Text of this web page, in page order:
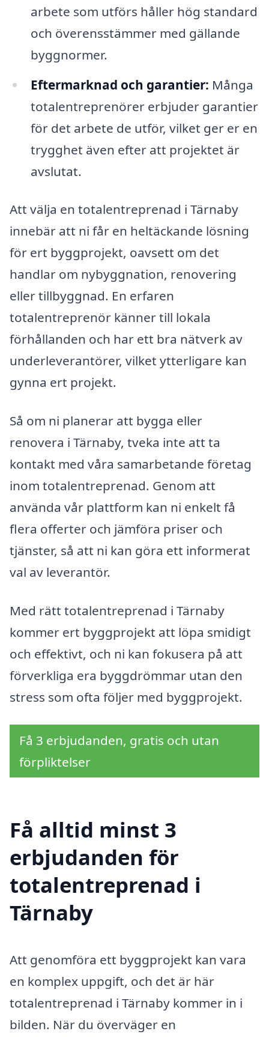
arbete som utförs håller hög standard
och överensstämmer med gällande
byggnormer.
Eftermarknad och garantier: Många
totalentreprenörer erbjuder garantier
för det arbete de utför, vilket ger er en
trygghet även efter att projektet är
avslutat.
Att välja en totalentreprenad i Tärnaby
innebär att ni får en heltäckande lösning
för ert byggprojekt, oavsett om det
handlar om nybyggnation, renovering
eller tillbyggnad. En erfaren
totalentreprenör känner till lokala
förhållanden och har ett bra nätverk av
underleverantörer, vilket ytterligare kan
gynna ert projekt.
Så om ni planerar att bygga eller
renovera i Tärnaby, tveka inte att ta
kontakt med våra samarbetande företag
inom totalentreprenad. Genom att
använda vår plattform kan ni enkelt få
flera offerter och jämföra priser och
tjänster, så att ni kan göra ett informerat
val av leverantör.
Med rätt totalentreprenad i Tärnaby
kommer ert byggprojekt att löpa smidigt
och effektivt, och ni kan fokusera på att
förverkliga era byggdrömmar utan den
stress som ofta följer med byggprojekt.
Få 3 erbjudanden, gratis och utan
förpliktelser
Få alltid minst 3
erbjudanden för
totalentreprenad i
Tärnaby
Att genomföra ett byggprojekt kan vara
en komplex uppgift, och det är här
totalentreprenad i Tärnaby kommer in i
bilden. När du överväger en